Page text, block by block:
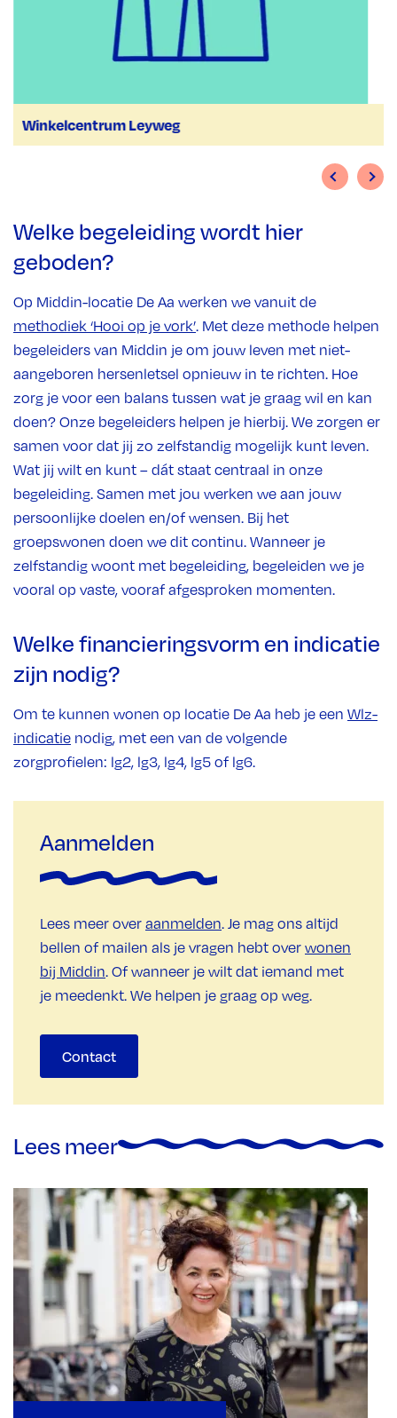
Winkelcentrum Leyweg
Welke begeleiding wordt hier
geboden?
Op Middin-locatie De Aa werken we vanuit de
methodiek ‘Hooi op je vork’. Met deze methode helpen
begeleiders van Middin je om jouw leven met niet-
aangeboren hersenletsel opnieuw in te richten. Hoe
zorg je voor een balans tussen wat je graag wil en kan
doen? Onze begeleiders helpen je hierbij. We zorgen er
samen voor dat jij zo zelfstandig mogelijk kunt leven.
Wat jij wilt en kunt – dát staat centraal in onze
begeleiding. Samen met jou werken we aan jouw
persoonlijke doelen en/of wensen. Bij het
groepswonen doen we dit continu. Wanneer je
zelfstandig woont met begeleiding, begeleiden we je
vooral op vaste, vooraf afgesproken momenten.
Welke financieringsvorm en indicatie
zijn nodig?
Om te kunnen wonen op locatie De Aa heb je een Wlz-
indicatie nodig, met een van de volgende
zorgprofielen: lg2, lg3, lg4, lg5 of lg6.
Aanmelden
Lees meer over aanmelden. Je mag ons altijd
bellen of mailen als je vragen hebt over wonen
bij Middin. Of wanneer je wilt dat iemand met
je meedenkt. We helpen je graag op weg.
Contact
Lees meer